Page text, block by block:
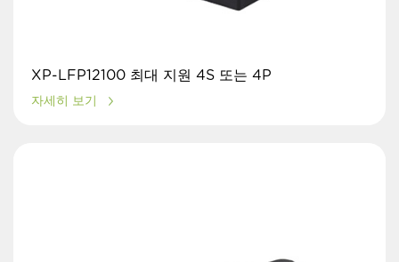
XP-LFP12100 최대 지원 4S 또는 4P
자세히 보기